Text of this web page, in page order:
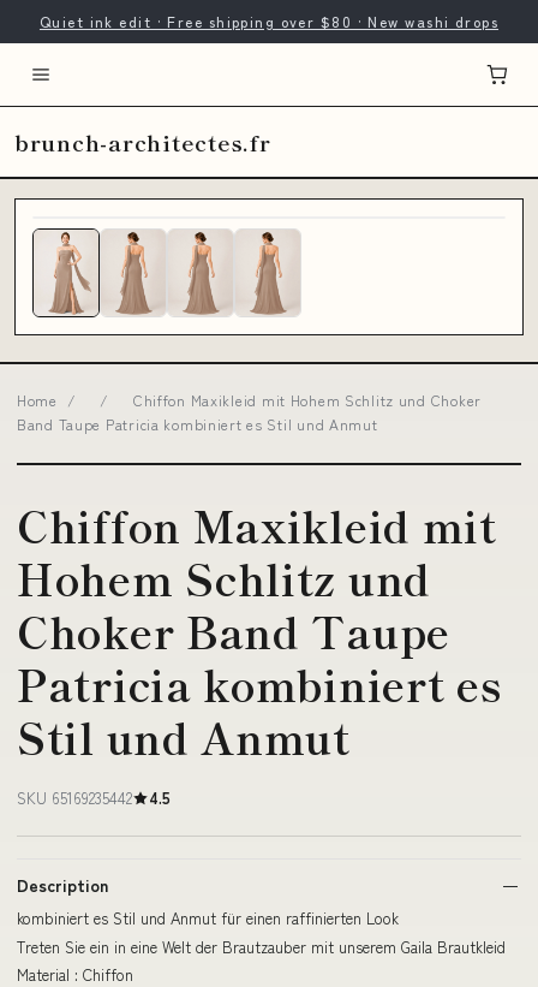
Quiet ink edit · Free shipping over $80 · New washi drops
brunch-architectes.fr
Home / /
Chiffon Maxikleid mit Hohem Schlitz und Choker
Band Taupe Patricia kombiniert es Stil und Anmut
Chiffon Maxikleid mit
Hohem Schlitz und
Choker Band Taupe
Patricia kombiniert es
Stil und Anmut
SKU 65169235442 4.5
Description
kombiniert es Stil und Anmut für einen raffinierten Look
Treten Sie ein in eine Welt der Brautzauber mit unserem Gaila Brautkleid
Material : Chiffon